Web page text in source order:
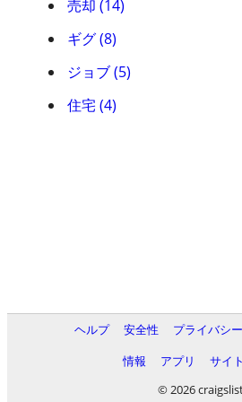
売却 (14)
ギグ (8)
ジョブ (5)
住宅 (4)
ヘルプ 安全性 プライバシ
情報
アプリ
サイ
© 2026